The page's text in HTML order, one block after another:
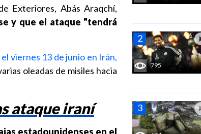
795
Exteriores, Abás Araqchí,
y que el ataque "tendrá
viernes 13 de junio en Irán,
oleadas de misiles hacia
ataque iraní
estadounidenses en el